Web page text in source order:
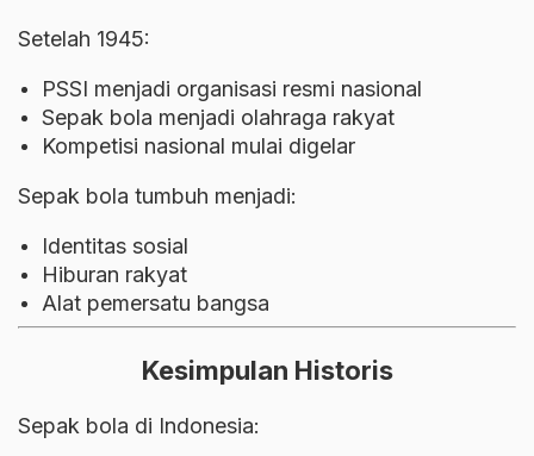
Setelah 1945:
PSSI menjadi organisasi resmi nasional
Sepak bola menjadi olahraga rakyat
Kompetisi nasional mulai digelar
Sepak bola tumbuh menjadi:
Identitas sosial
Hiburan rakyat
Alat pemersatu bangsa
Kesimpulan Historis
Sepak bola di Indonesia: